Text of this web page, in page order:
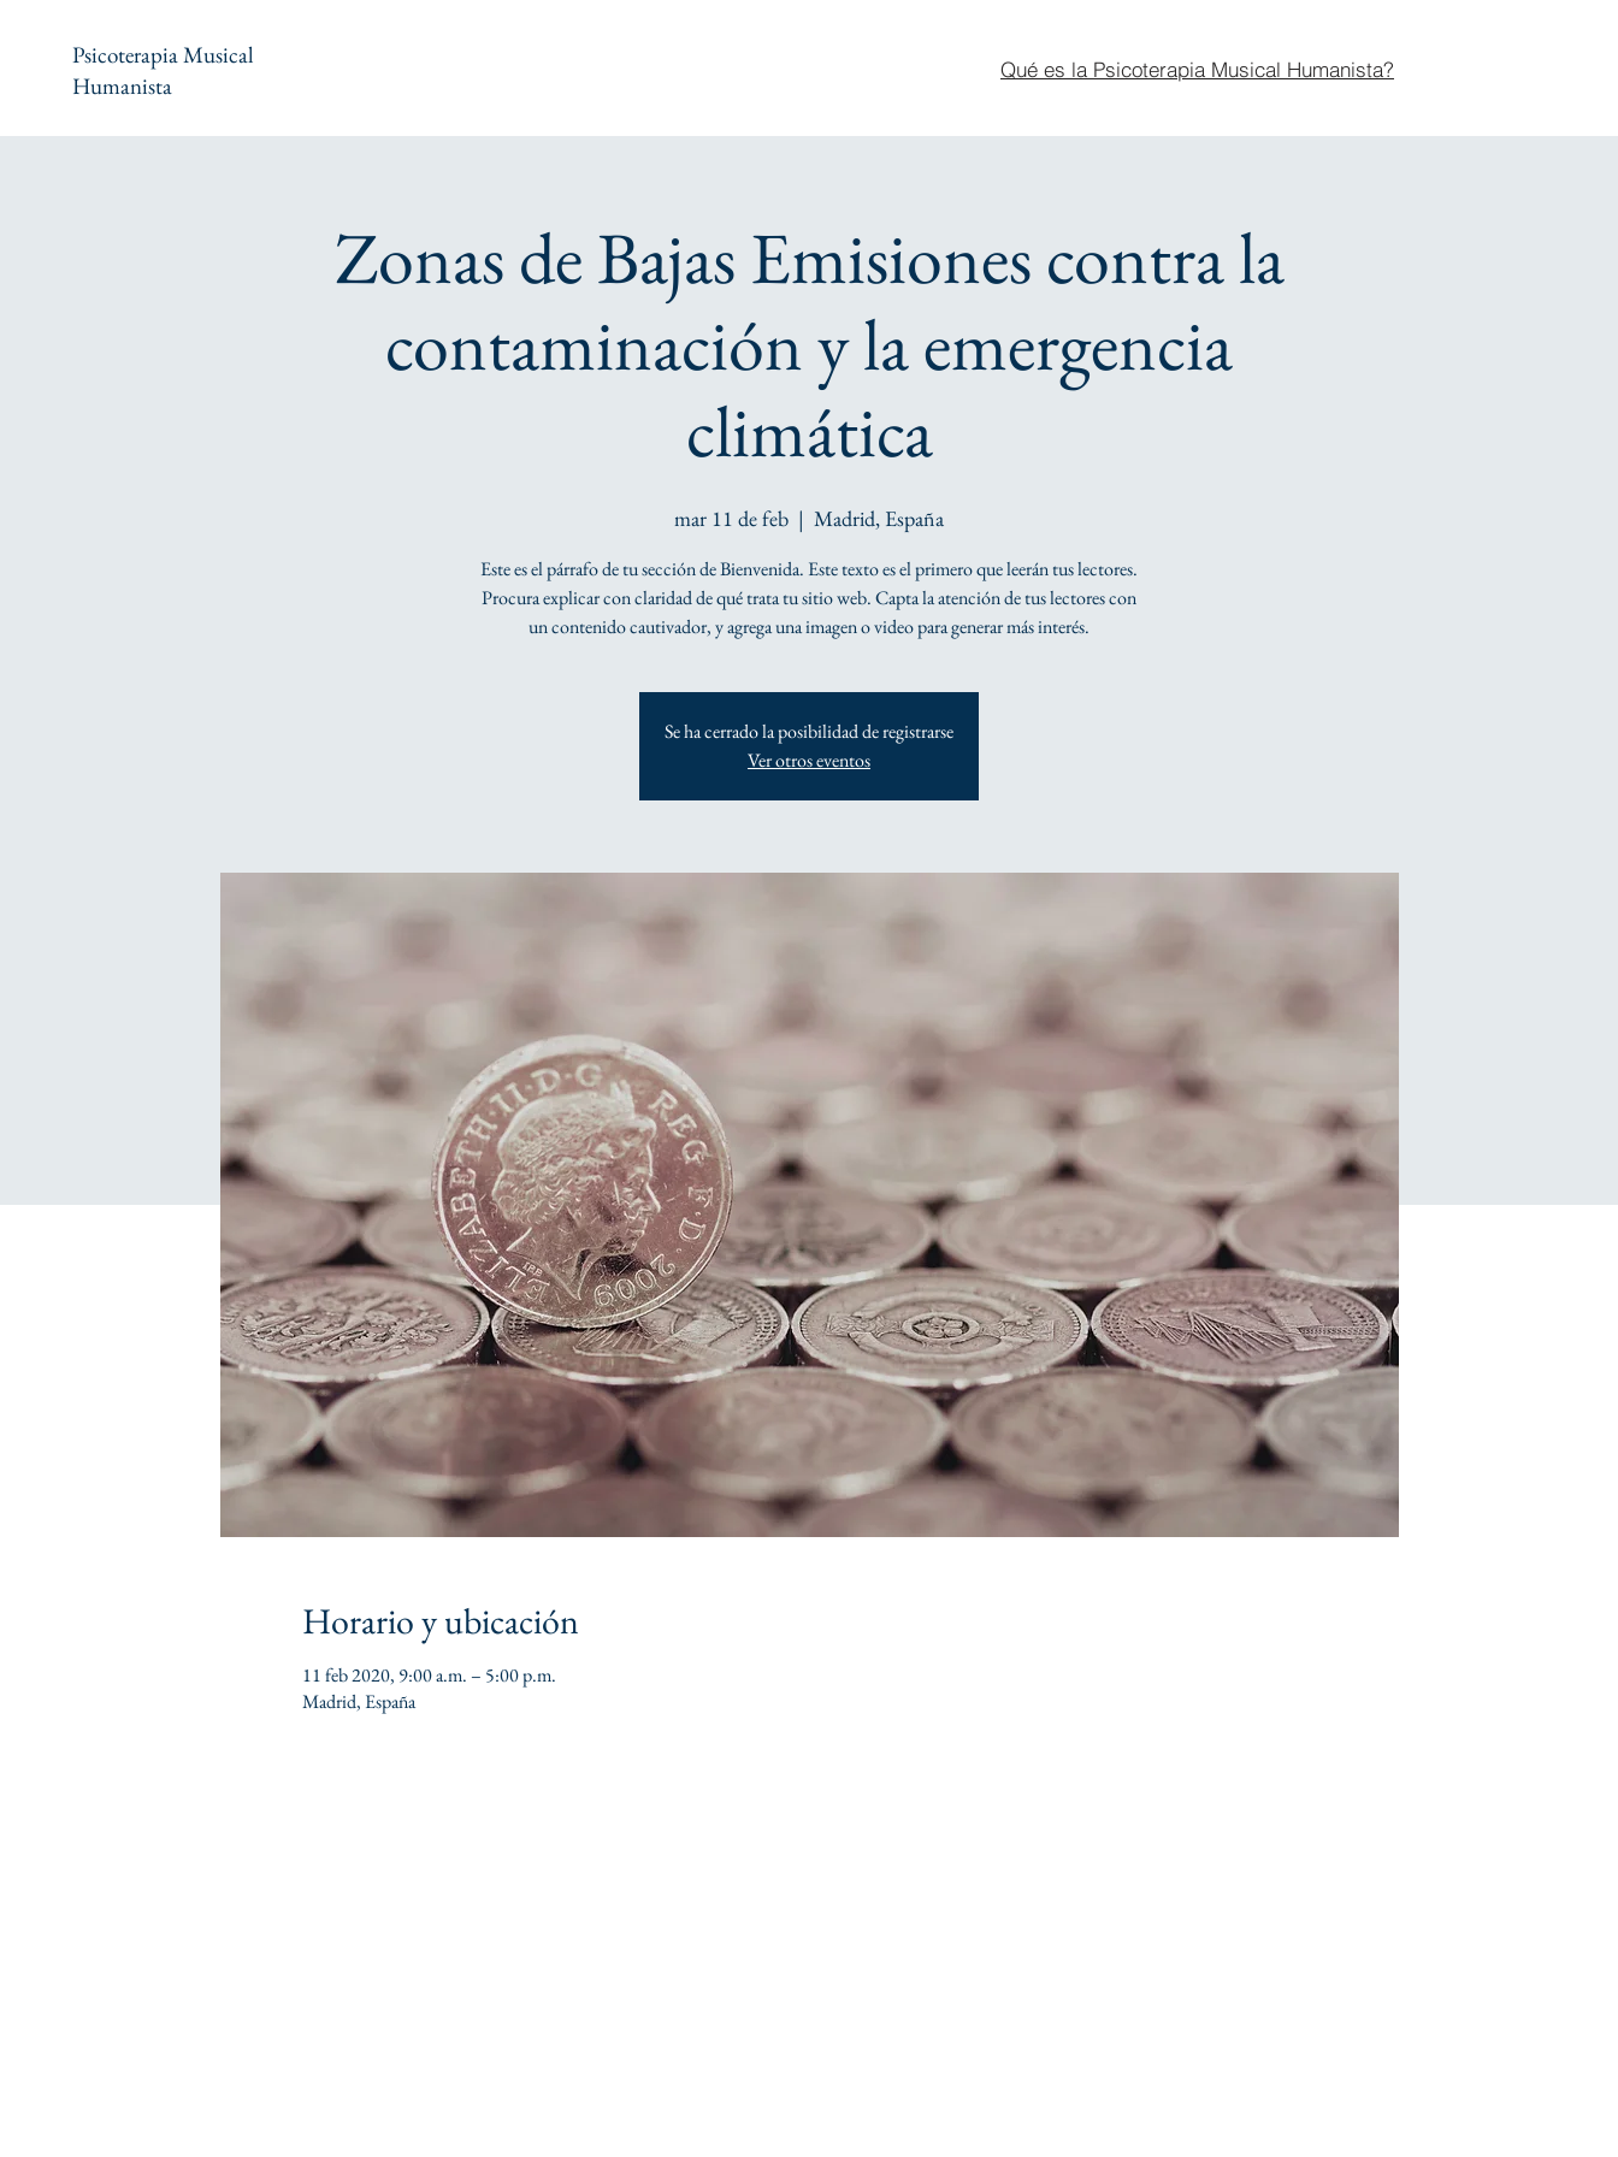
Psicoterapia Musical
Humanista
Qué es la Psicoterapia Musical Humanista?
Zonas de Bajas Emisiones contra la
contaminación y la emergencia
climática
mar 11 de feb
  |
Madrid, España
Este es el párrafo de tu sección de Bienvenida. Este texto es el primero que leerán tus lectores.
Procura explicar con claridad de qué trata tu sitio web. Capta la atención de tus lectores con
un contenido cautivador, y agrega una imagen o video para generar más interés.
Se ha cerrado la posibilidad de registrarse
Ver otros eventos
Horario y ubicación
11 feb 2020, 9:00 a.m. – 5:00 p.m.
Madrid, España